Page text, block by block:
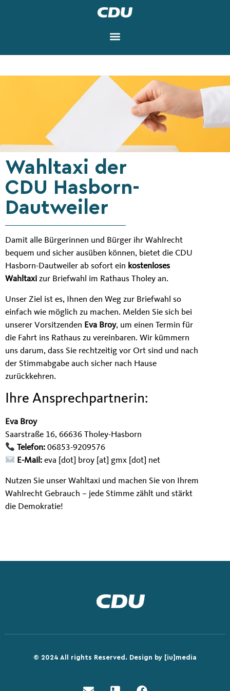
Wahltaxi der
CDU Hasborn-
Dautweiler
Damit alle Bürgerinnen und Bürger ihr Wahlrecht
bequem und sicher ausüben können, bietet die CDU
Hasborn-Dautweiler ab sofort ein kostenloses
Wahltaxi zur Briefwahl im Rathaus Tholey an.
Unser Ziel ist es, Ihnen den Weg zur Briefwahl so
einfach wie möglich zu machen. Melden Sie sich bei
unserer Vorsitzenden Eva Broy, um einen Termin für
die Fahrt ins Rathaus zu vereinbaren. Wir kümmern
uns darum, dass Sie rechtzeitig vor Ort sind und nach
der Stimmabgabe auch sicher nach Hause
zurückkehren.
Ihre Ansprechpartnerin:
Eva Broy
Saarstraße 16, 66636 Tholey-Hasborn
Telefon: 06853-9209576
E-Mail: eva [dot] broy [at] gmx [dot] net
Nutzen Sie unser Wahltaxi und machen Sie von Ihrem
Wahlrecht Gebrauch – jede Stimme zählt und stärkt
die Demokratie!
© 2024 All rights Reserved. Design by [iu]media